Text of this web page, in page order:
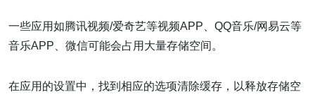
一些应用如腾讯视频/爱奇艺等视频APP、QQ音乐/网易云等
音乐APP、微信可能会占用大量存储空间。
在应用的设置中，找到相应的选项清除缓存，以释放存储空